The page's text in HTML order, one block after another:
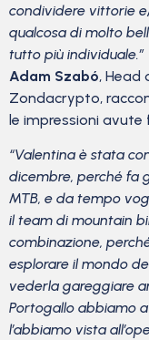
condividere vittorie
qualcosa di molto
tutto più individuale.”
Adam Szabó, Head
Zondacrypto,
le impressioni avute
“Valentina è stata
dicembre, perché fa
MTB, e da tempo
il team di mountain
combinazione,
esplorare il mondo
vederla gareggiare
Portogallo abbiamo
l’abbiamo vista